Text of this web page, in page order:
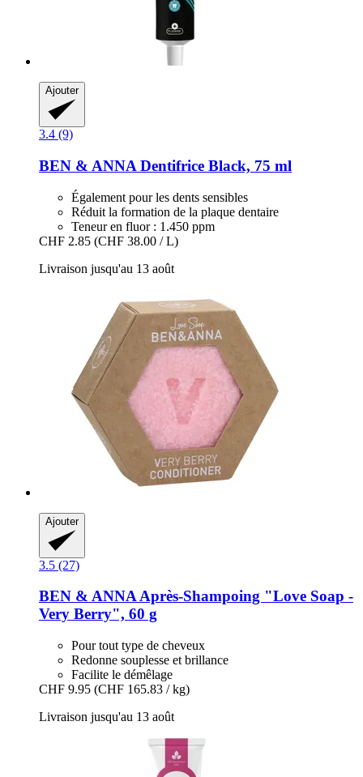
Ajouter
3.4 (9)
BEN & ANNA Dentifrice Black, 75 ml
Également pour les dents sensibles
Réduit la formation de la plaque dentaire
Teneur en fluor : 1.450 ppm
CHF 2.85 (CHF 38.00 / L)
Livraison jusqu'au 13 août
Ajouter
3.5 (27)
BEN & ANNAAprès-​Shampoing "Love Soap -​
Very Berry", 60 g
Pour tout type de cheveux
Redonne souplesse et brillance
Facilite le démêlage
CHF 9.95 (CHF 165.83 / kg)
Livraison jusqu'au 13 août